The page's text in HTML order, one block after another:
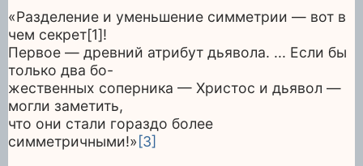
«Разделение и уменьшение симметрии — вот в
чем секрет[1]!
Первое — древний атрибут дьявола. ... Если бы
только два бо-
жественных соперника — Христос и дьявол —
могли заметить,
что они стали гораздо более
симметричными!»[3]